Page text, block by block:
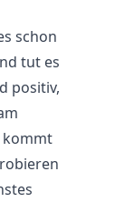
schon
tut es
positiv,
kommt